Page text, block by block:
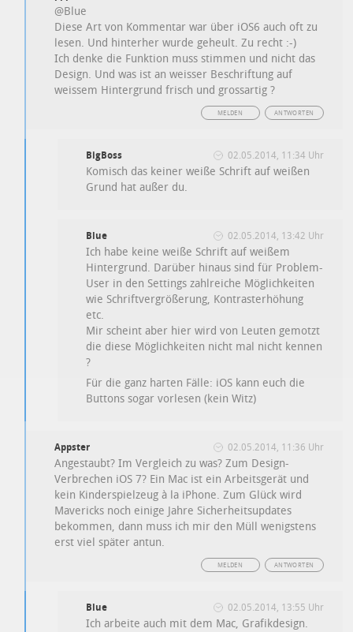
@Blue
Diese Art von Kommentar war über iOS6 auch oft zu
lesen. Und hinterher wurde geheult. Zu recht :-)
Ich denke die Funktion muss stimmen und nicht das
Design. Und was ist an weisser Beschriftung auf
weissem Hintergrund frisch und grossartig ?
ANTWORTEN
MELDEN
BigBoss 02.05.2014, 11:34 Uhr
Komisch das keiner weiße Schrift auf weißen
Grund hat außer du.
Blue 02.05.2014, 13:42 Uhr
Ich habe keine weiße Schrift auf weißem
Hintergrund. Darüber hinaus sind für Problem-
User in den Settings zahlreiche Möglichkeiten
wie Schriftvergrößerung, Kontrasterhöhung
etc.
Mir scheint aber hier wird von Leuten gemotzt
die diese Möglichkeiten nicht mal nicht kennen
?
Für die ganz harten Fälle: iOS kann euch die
Buttons sogar vorlesen (kein Witz)
Appster 02.05.2014, 11:36 Uhr
Angestaubt? Im Vergleich zu was? Zum Design-
Verbrechen iOS 7? Ein Mac ist ein Arbeitsgerät und
kein Kinderspielzeug à la iPhone. Zum Glück wird
Mavericks noch einige Jahre Sicherheitsupdates
bekommen, dann muss ich mir den Müll wenigstens
erst viel später antun.
ANTWORTEN
MELDEN
Blue 02.05.2014, 13:55 Uhr
Ich arbeite auch mit dem Mac, Grafikdesign.